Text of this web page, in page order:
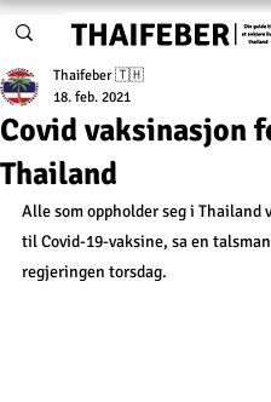
Covid vaksinasjon
Thailand
Thaifeber 🇹🇭
18. feb. 2021
Alle som oppholder seg i Thailand
til Covid-19-vaksine, sa en
regjeringen torsdag.